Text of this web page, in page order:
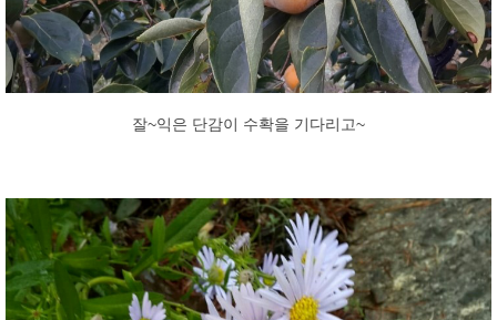
잘~익은 단감이 수확을 기다리고~